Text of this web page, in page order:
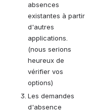
absences
existantes à partir
d'autres
applications.
(nous serions
heureux de
vérifier vos
options)
Les demandes
d'absence